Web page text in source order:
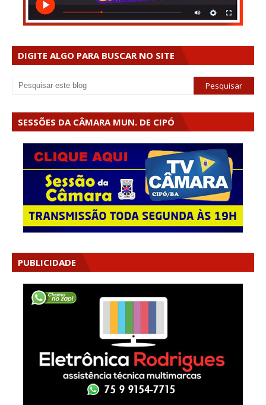
DIGITE ALGO PARA BUSCAR NO SITE
SESSÕES DA CÂMARA MUN. DE CIPÓ
PUBLICIDADE